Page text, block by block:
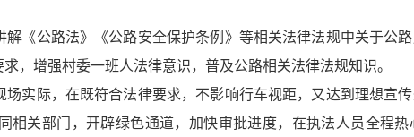
《公路法》《公路安全保护条例》等相关法律法规中关于公
，增强村委一班人法律意识，普及公路相关法律法规知识。
实际，在既符合法律要求，不影响行车视距，又达到理想宣
相关部门，开辟绿色通道，加快审批进度，在执法人员全程